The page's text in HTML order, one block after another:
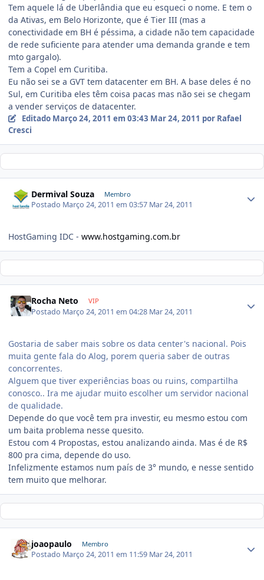
Tem aquele lá de Uberlândia que eu esqueci o nome. E tem o
da Ativas, em Belo Horizonte, que é Tier III (mas a
conectividade em BH é péssima, a cidade não tem capacidade
de rede suficiente para atender uma demanda grande e tem
mto gargalo).
Tem a Copel em Curitiba.
Eu não sei se a GVT tem datacenter em BH. A base deles é no
Sul, em Curitiba eles têm coisa pacas mas não sei se chegam
a vender serviços de datacenter.
Editado Março 24, 2011 em 03:43 Mar 24, 2011 por Rafael
Cresci
Dermival Souza Membro
Postado Março 24, 2011 em 03:57 Mar 24, 2011
HostGaming IDC - www.hostgaming.com.br
Rocha Neto VIP
Postado Março 24, 2011 em 04:28 Mar 24, 2011
Gostaria de saber mais sobre os data center's nacional. Pois
muita gente fala do Alog, porem queria saber de outras
concorrentes.
Alguem que tiver experiências boas ou ruins, compartilha
conosco.. Ira me ajudar muito escolher um servidor nacional
de qualidade.
Depende do que você tem pra investir, eu mesmo estou com
um baita problema nesse quesito.
Estou com 4 Propostas, estou analizando ainda. Mas é de R$
800 pra cima, depende do uso.
Infelizmente estamos num país de 3° mundo, e nesse sentido
tem muito que melhorar.
joaopaulo Membro
Postado Março 24, 2011 em 11:59 Mar 24, 2011